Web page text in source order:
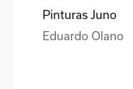
Pinturas Juno
Eduardo Olano